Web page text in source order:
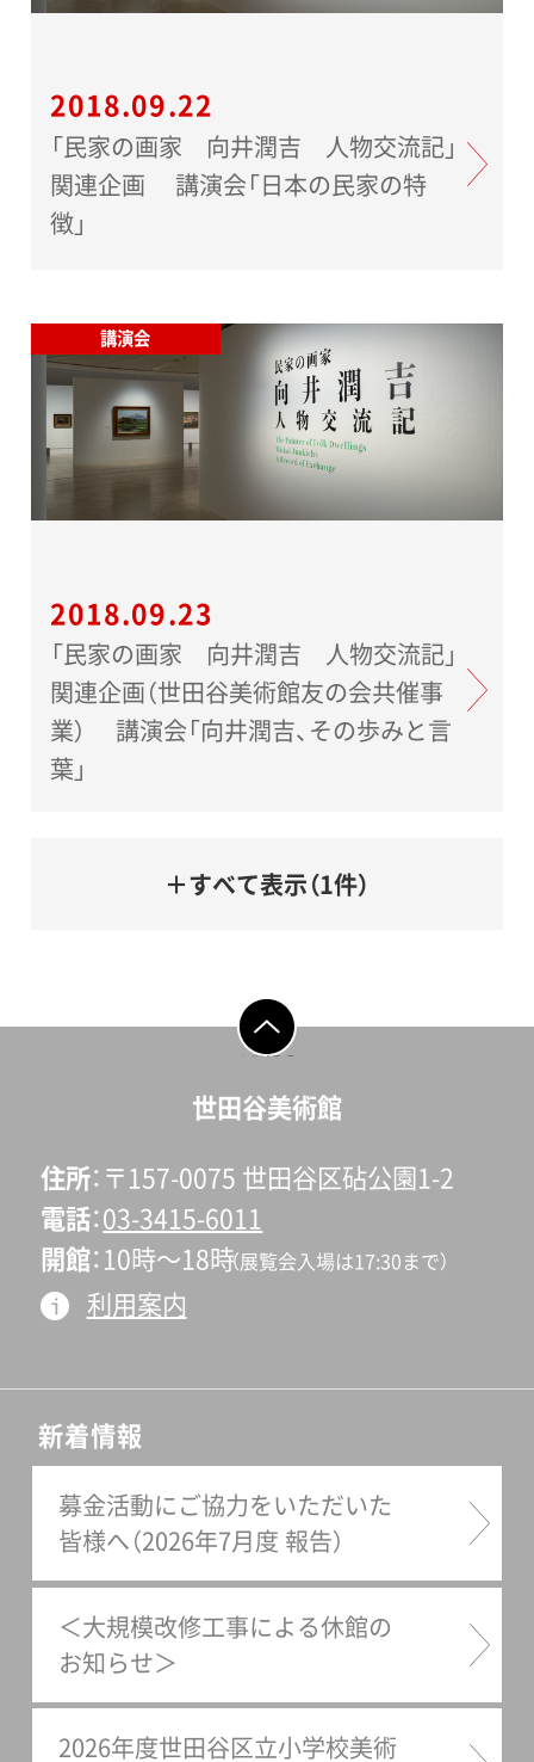
2018.09.22
「民家の画家 向井潤吉 人物交流記」
関連企画 講演会「日本の民家の特
徴」
講演会
2018.09.23
「民家の画家 向井潤吉 人物交流記」
関連企画（世田谷美術館友の会共催事
業） 講演会「向井潤吉、その歩みと言
葉」
＋すべて表示（1件）
ページの先頭へ戻
世田谷美術館
住所 〒157-0075 世田谷区砧公園1-2
電話 03-3415-6011
開館 10時〜18時（展覧会入場は17:30まで）
利用案内
新着情報
募金活動にご協力をいただいた
皆様へ（2026年7月度 報告）
＜大規模改修工事による休館の
お知らせ＞
2026年度世田谷区立小学校美術